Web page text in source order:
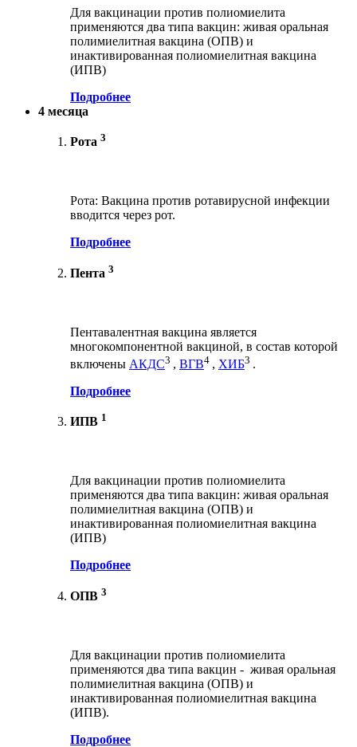
Для вакцинации против полиомиелита
применяются два типа вакцин: живая оральная
полимиелитная вакцина (ОПВ) и
инактивированная полиомиелитная вакцина
(ИПВ)
Подробнее
4 месяца
Рота 3
Рота: Вакцина против ротавирусной инфекции
вводится через рот.
Подробнее
Пента 3
Пентавалентная вакцина является
многокомпонентной вакциной, в состав которой
включены АКДС3 , ВГВ4 , ХИБ3 .
Подробнее
ИПВ 1
Для вакцинации против полиомиелита
применяются два типа вакцин: живая оральная
полимиелитная вакцина (ОПВ) и
инактивированная полиомиелитная вакцина
(ИПВ)
Подробнее
ОПВ 3
Для вакцинации против полиомиелита
применяются два типа вакцин - живая оральная
полимиелитная вакцина (ОПВ) и
инактивированная полиомиелитная вакцина
(ИПВ).
Подробнее